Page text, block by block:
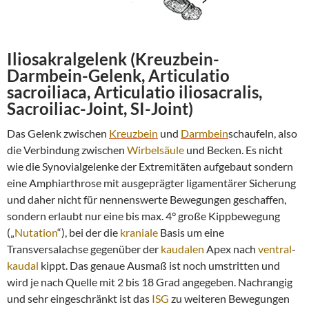
Iliosakralgelenk (Kreuzbein-
Darmbein-Gelenk, Articulatio
sacroiliaca, Articulatio iliosacralis,
Sacroiliac-Joint, SI-Joint)
Das Gelenk zwischen Kreuzbein und Darmbeinschaufeln, also
die Verbindung zwischen Wirbelsäule und Becken. Es nicht
wie die Synovialgelenke der Extremitäten aufgebaut sondern
eine Amphiarthrose mit ausgeprägter ligamentärer Sicherung
und daher nicht für nennenswerte Bewegungen geschaffen,
sondern erlaubt nur eine bis max. 4° große Kippbewegung
(„ Nutation“), bei der die kraniale Basis um eine
Transversalachse gegenüber der kaudalen Apex nach ventral-
kaudal kippt. Das genaue Ausmaß ist noch umstritten und
wird je nach Quelle mit 2 bis 18 Grad angegeben. Nachrangig
und sehr eingeschränkt ist das ISG zu weiteren Bewegungen